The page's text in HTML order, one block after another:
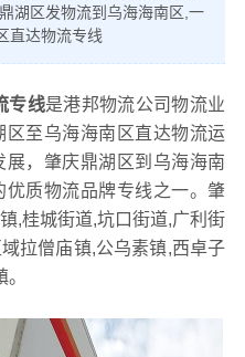
湖区发物流到乌海海南区,一
直达物流专线
专线是港邦物流公司物流业
至乌海海南区直达物流运
，肇庆鼎湖区到乌海海南
优质物流品牌专线之一。肇
,桂城街道,坑口街道,广利街
拉僧庙镇,公乌素镇,西卓子